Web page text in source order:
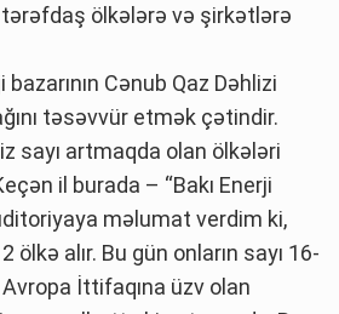
ölkələrə və şirkətlərə
Cənub Qaz Dəhlizi
təsəvvür etmək çətindir.
sayı artmaqda olan ölkələri
il burada – “Bakı Enerji
məlumat verdim ki,
ölkə alır. Bu gün onların sayı 16-
İttifaqına üzv olan